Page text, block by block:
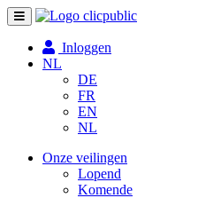
Toggle
navigation
Inloggen
NL
DE
FR
EN
NL
Onze veilingen
Lopend
Komende